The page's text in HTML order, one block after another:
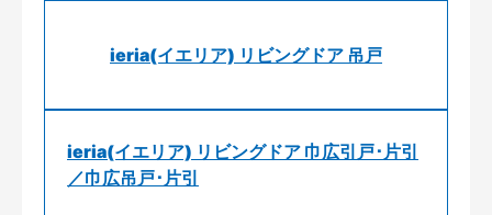
ieria(イエリア) リビングドア 吊戸
ieria(イエリア) リビングドア 巾広引戸･片引
／巾広吊戸･片引